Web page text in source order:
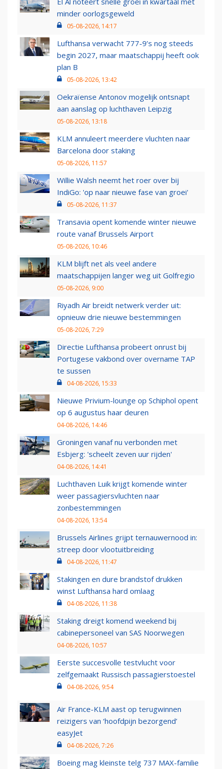
minder oorlogsgeweld
05-08-2026, 14:17
Lufthansa verwacht 777-9’s nog steeds
begin 2027, maar maatschappij heeft ook
plan B
05-08-2026, 13:42
Oekraïense Antonov mogelijk ontsnapt
aan aanslag op luchthaven Leipzig
05-08-2026, 13:18
KLM annuleert meerdere vluchten naar
Barcelona door staking
05-08-2026, 11:57
Willie Walsh neemt het roer over bij
IndiGo: 'op naar nieuwe fase van groei'
05-08-2026, 11:37
Transavia opent komende winter nieuwe
route vanaf Brussels Airport
05-08-2026, 10:46
KLM blijft net als veel andere
maatschappijen langer weg uit Golfregio
05-08-2026, 9:00
Riyadh Air breidt netwerk verder uit:
opnieuw drie nieuwe bestemmingen
05-08-2026, 7:29
Directie Lufthansa probeert onrust bij
Portugese vakbond over overname TAP
te sussen
04-08-2026, 15:33
Nieuwe Privium-lounge op Schiphol opent
op 6 augustus haar deuren
04-08-2026, 14:46
Groningen vanaf nu verbonden met
Esbjerg: 'scheelt zeven uur rijden'
04-08-2026, 14:41
Luchthaven Luik krijgt komende winter
weer passagiersvluchten naar
zonbestemmingen
04-08-2026, 13:54
Brussels Airlines grijpt ternauwernood in:
streep door vlootuitbreiding
04-08-2026, 11:47
Stakingen en dure brandstof drukken
winst Lufthansa hard omlaag
04-08-2026, 11:38
Staking dreigt komend weekend bij
cabinepersoneel van SAS Noorwegen
04-08-2026, 10:57
Eerste succesvolle testvlucht voor
zelfgemaakt Russisch passagierstoestel
04-08-2026, 9:54
Air France-KLM aast op terugwinnen
reizigers van ‘hoofdpijn bezorgend’
easyJet
04-08-2026, 7:26
Boeing mag kleinste telg 737 MAX-familie